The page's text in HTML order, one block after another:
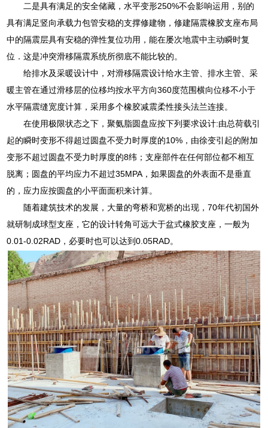
二是具有满足的安全储藏，水平变形250%不会影响运用，别的
具有满足竖向承载力包管安稳的支撑修建物，修建隔震橡胶支座布局
中的隔震层具有安稳的弹性复位功用，能在屡次地震中主动瞬时复
位．这是冲突滑移隔震系统所彻底不能比较的。
给排水及采暖设计中，对滑移隔震设计给水主管、排水主管、采
暖主管在通过滑移层的位移均按水平方向360度范围横向位移不小于
水平隔震缝宽度计算，采用多个橡胶减震柔性接头法兰连接。
在使用极限状态之下，聚氨脂圆盘应按下列要求设计:由总荷载引
起的瞬时变形不得超过圆盘不受力时厚度的10%，由徐变引起的附加
变形不超过圆盘不受力时厚度的8纬；支座部件在任何部位都不相互
脱离；圆盘的平均应力不超过35MPA，如果圆盘的外表面不是垂直
的，应力应按圆盘的小平面面积来计算。
随着建筑技术的发展，大量的弯桥和宽桥的出现，70年代初国外
就研制成球型支座，它的设计转角可远大于盆式橡胶支座，一般为
0.01-0.02RAD，必要时也可以达到0.05RAD。